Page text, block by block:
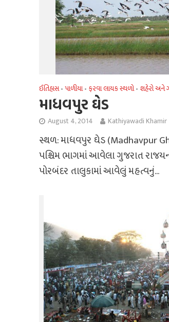
ઈતિહાસ •પાળીયા • ફરવા લાયક સ્થળો • શહેરો અને
માધવપુર ઘેડ
August 4, 2014 Kathiyawadi Khamir
સ્થળ: માધવપુર ઘેડ (Madhavpur
પશ્ચિમ ભાગમાં આવેલા ગુજરાત
પોરબંદર તાલુકામાં આવેલું મહત્વનું...